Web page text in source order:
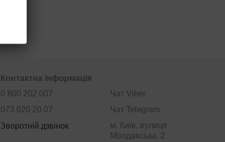
Контактна інформація
0 800 202 007
073 020 20 07
Зворотній дзвінок
Чат Viber
Чат Telegram
м. Київ, вулиця
Молдавська, 2